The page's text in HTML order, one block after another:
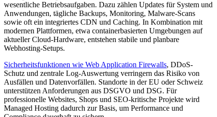
wesentliche Betriebsaufgaben. Dazu zählen Updates für System und
Anwendungen, tägliche Backups, Monitoring, Malware-Scans
sowie oft ein integriertes CDN und Caching. In Kombination mit
modernen Plattformen, etwa containerbasierten Umgebungen auf
aktueller Cloud-Hardware, entstehen stabile und planbare
Webhosting-Setups.
Sicherheitsfunktionen wie Web Application Firewalls, DDoS-
Schutz und zentrale Log-Auswertung verringern das Risiko von
Ausfällen und Datenvorfällen. Standorte in der EU oder Schweiz
unterstützen Anforderungen aus DSGVO und DSG. Für
professionelle Websites, Shops und SEO-kritische Projekte wird
Managed Hosting dadurch zur Basis, um Performance und